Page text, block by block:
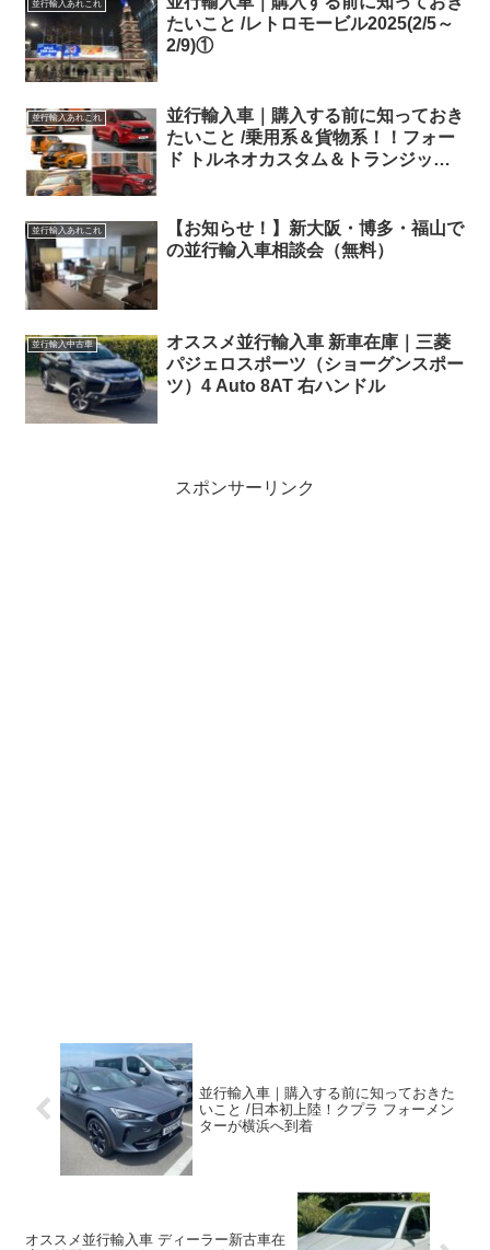
並行輸入あれこれ
たいこと /レトロモービル2025(2/5～
2/9)①
並行輸入あれこれ
並行輸入車｜購入する前に知っておき
たいこと /乗用系＆貨物系！！フォー
ド トルネオカスタム＆トランジット
並行輸入あれこれ
【お知らせ！】新大阪・博多・福山で
の並行輸入車相談会（無料）
並行輸入中古車
オススメ並行輸入車 新車在庫｜三菱
パジェロスポーツ（ショーグンスポー
ツ）4 Auto 8AT 右ハンドル
スポンサーリンク
並行輸入車｜購入する前に知っておきた
いこと /日本初上陸！クプラ フォーメン
ターが横浜へ到着
オススメ並行輸入車 ディーラー新古車在